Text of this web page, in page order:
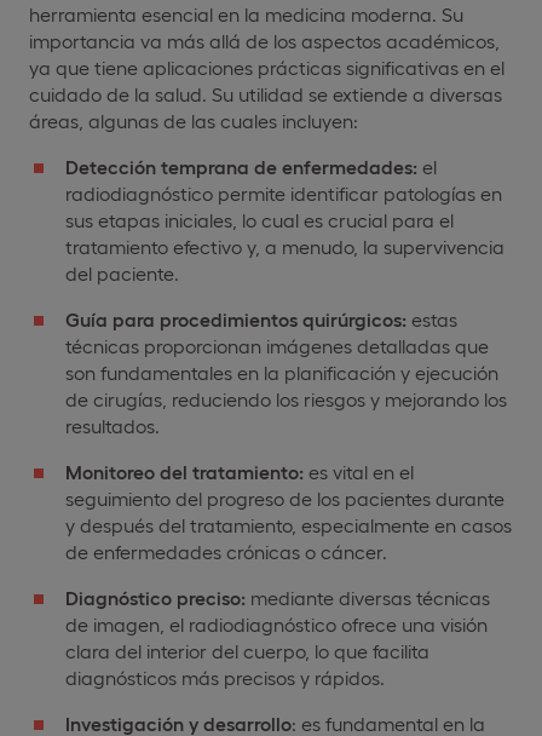
herramienta esencial en la medicina moderna. Su
importancia va más allá de los aspectos académicos,
ya que tiene aplicaciones prácticas significativas en el
cuidado de la salud. Su utilidad se extiende a diversas
áreas, algunas de las cuales incluyen:
Detección temprana de enfermedades: el
radiodiagnóstico permite identificar patologías en
sus etapas iniciales, lo cual es crucial para el
tratamiento efectivo y, a menudo, la supervivencia
del paciente.
Guía para procedimientos quirúrgicos: estas
técnicas proporcionan imágenes detalladas que
son fundamentales en la planificación y ejecución
de cirugías, reduciendo los riesgos y mejorando los
resultados.
Monitoreo del tratamiento: es vital en el
seguimiento del progreso de los pacientes durante
y después del tratamiento, especialmente en casos
de enfermedades crónicas o cáncer.
Diagnóstico preciso: mediante diversas técnicas
de imagen, el radiodiagnóstico ofrece una visión
clara del interior del cuerpo, lo que facilita
diagnósticos más precisos y rápidos.
Investigación y desarrollo: es fundamental en la